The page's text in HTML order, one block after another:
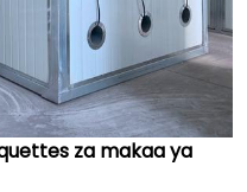
za makaa ya